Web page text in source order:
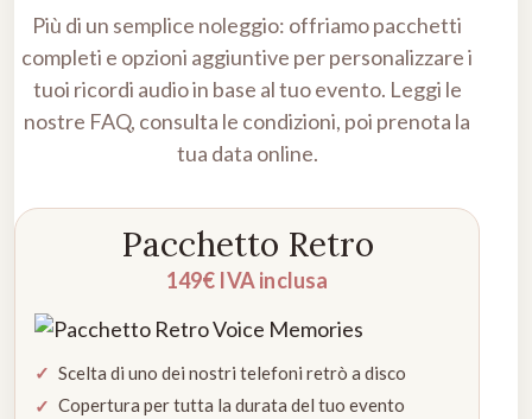
Più di un semplice noleggio: offriamo pacchetti
completi e opzioni aggiuntive per personalizzare i
tuoi ricordi audio in base al tuo evento. Leggi le
nostre FAQ, consulta le condizioni, poi prenota la
tua data online.
Pacchetto Retro
149€ IVA inclusa
Scelta di uno dei nostri telefoni retrò a disco
Copertura per tutta la durata del tuo evento